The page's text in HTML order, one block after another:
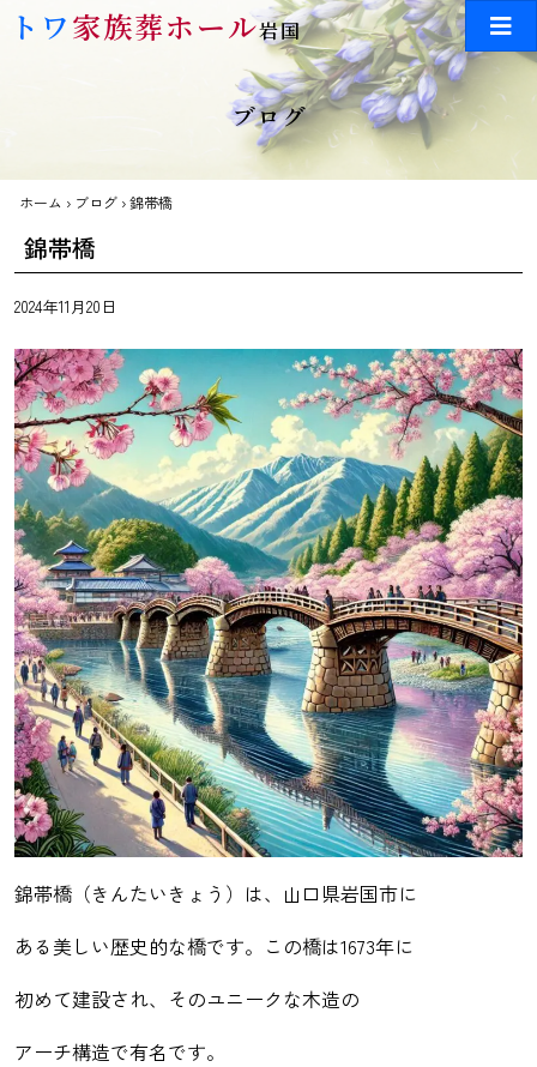
Skip to main content
トワ家族葬ホール岩国
ブログ
ホーム › ブログ ›錦帯橋
錦帯橋
2024年11月20日
錦帯橋（きんたいきょう）は、山口県岩国市に
ある美しい歴史的な橋です。この橋は1673年に
初めて建設され、そのユニークな木造の
アーチ構造で有名です。